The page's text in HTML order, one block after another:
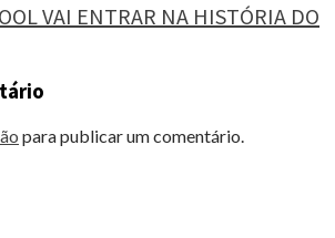
VAI ENTRAR NA HISTÓRIA DO
para publicar um comentário.